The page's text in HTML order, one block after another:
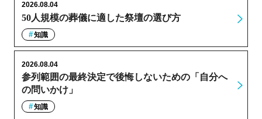
50人規模の葬儀に適した祭壇の選び方
2026.08.04
知識
参列範囲の最終決定で後悔しないための「自分へ
の問いかけ」
2026.08.04
知識